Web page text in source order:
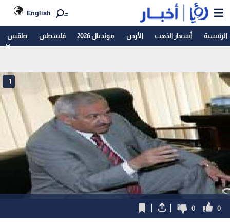
English
الرئيسية أسعار الذهب الأردن مونديال 2026 فلسطين طقس
1
0
0